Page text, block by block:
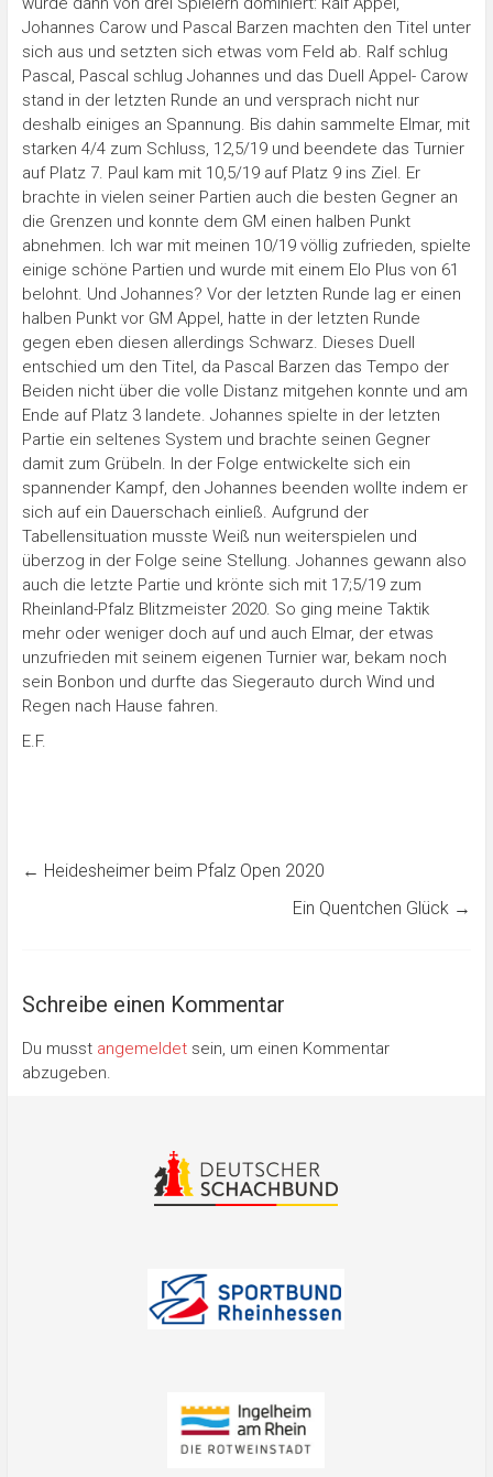
Johannes Carow und Pascal Barzen machten den Titel unter
sich aus und setzten sich etwas vom Feld ab. Ralf schlug
Pascal, Pascal schlug Johannes und das Duell Appel- Carow
stand in der letzten Runde an und versprach nicht nur
deshalb einiges an Spannung. Bis dahin sammelte Elmar, mit
starken 4/4 zum Schluss, 12,5/19 und beendete das Turnier
auf Platz 7. Paul kam mit 10,5/19 auf Platz 9 ins Ziel. Er
brachte in vielen seiner Partien auch die besten Gegner an
die Grenzen und konnte dem GM einen halben Punkt
abnehmen. Ich war mit meinen 10/19 völlig zufrieden, spielte
einige schöne Partien und wurde mit einem Elo Plus von 61
belohnt. Und Johannes? Vor der letzten Runde lag er einen
halben Punkt vor GM Appel, hatte in der letzten Runde
gegen eben diesen allerdings Schwarz. Dieses Duell
entschied um den Titel, da Pascal Barzen das Tempo der
Beiden nicht über die volle Distanz mitgehen konnte und am
Ende auf Platz 3 landete. Johannes spielte in der letzten
Partie ein seltenes System und brachte seinen Gegner
damit zum Grübeln. In der Folge entwickelte sich ein
spannender Kampf, den Johannes beenden wollte indem er
sich auf ein Dauerschach einließ. Aufgrund der
Tabellensituation musste Weiß nun weiterspielen und
überzog in der Folge seine Stellung. Johannes gewann also
auch die letzte Partie und krönte sich mit 17;5/19 zum
Rheinland-Pfalz Blitzmeister 2020. So ging meine Taktik
mehr oder weniger doch auf und auch Elmar, der etwas
unzufrieden mit seinem eigenen Turnier war, bekam noch
sein Bonbon und durfte das Siegerauto durch Wind und
Regen nach Hause fahren.
E.F.
← Heidesheimer beim Pfalz Open 2020
Ein Quentchen Glück →
Schreibe einen Kommentar
Du musst angemeldetsein, um einen Kommentar
abzugeben.